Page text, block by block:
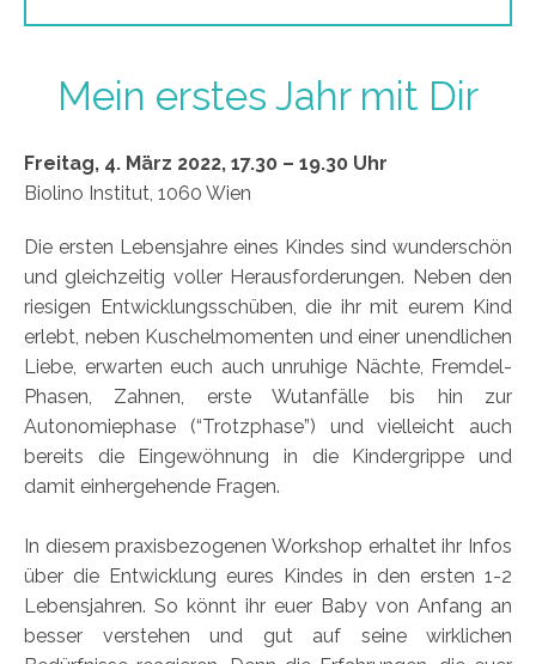
Mein erstes Jahr mit Dir
Freitag, 4. März 2022, 17.30 – 19.30 Uhr
Biolino Institut, 1060 Wien
Die ersten Lebensjahre eines Kindes sind wunderschön
und gleichzeitig voller Herausforderungen. Neben den
riesigen Entwicklungsschüben, die ihr mit eurem Kind
erlebt, neben Kuschelmomenten und einer unendlichen
Liebe, erwarten euch auch unruhige Nächte, Fremdel-
Phasen, Zahnen, erste Wutanfälle bis hin zur
Autonomiephase (“Trotzphase”) und vielleicht auch
bereits die Eingewöhnung in die Kindergrippe und
damit einhergehende Fragen.
In diesem praxisbezogenen Workshop erhaltet ihr Infos
über die Entwicklung eures Kindes in den ersten 1-2
Lebensjahren. So könnt ihr euer Baby von Anfang an
besser verstehen und gut auf seine wirklichen